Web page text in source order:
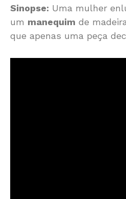
Sinopse: Uma mulher
um manequim de
que apenas uma peça